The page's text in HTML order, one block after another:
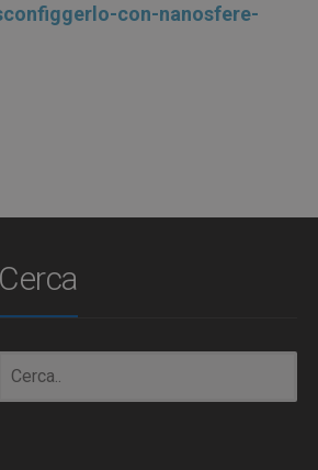
con-nanosfere-
Cerca